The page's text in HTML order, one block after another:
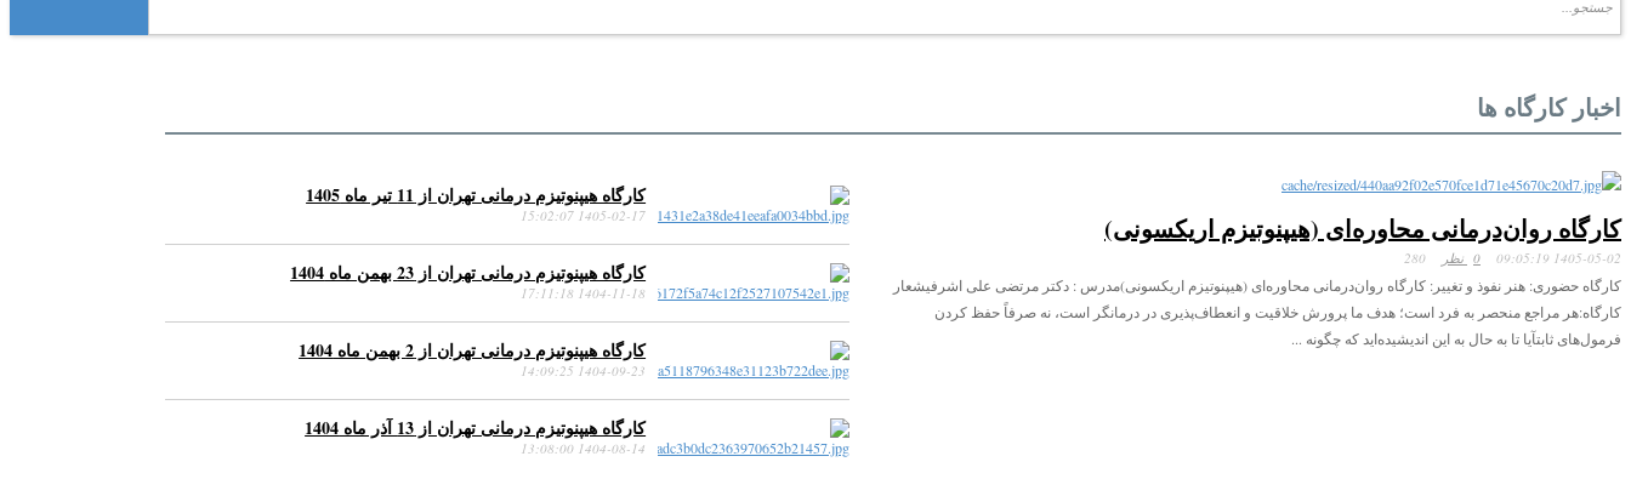
اخبار کارگاه ها
کارگاه روان‌درمانی محاوره‌ای (هیپنوتیزم اریکسونی)
1405-05-02 09:05:19 0 نظر 280
کارگاه حضوری: هنر نفوذ و تغییر: کارگاه روان‌درمانی محاوره‌ای (هیپنوتیزم اریکسونی)مدرس : دکتر مرتضی علی اشرفیشعار
کارگاه:هر مراجع منحصر به فرد است؛ هدف ما پرورش خلاقیت و انعطاف‌پذیری در درمانگر است، نه صرفاً حفظ کردن
فرمول‌های ثابتآیا تا به حال به این اندیشیده‌اید که چگونه ...
کارگاه هیپنوتیزم درمانی تهران از 11 تیر ماه 1405
1405-02-17 15:02:07
کارگاه هیپنوتیزم درمانی تهران از 23 بهمن ماه 1404
1404-11-18 17:11:18
کارگاه هیپنوتیزم درمانی تهران از 2 بهمن ماه 1404
1404-09-23 14:09:25
کارگاه هیپنوتیزم درمانی تهران از 13 آذر ماه 1404
1404-08-14 13:08:00